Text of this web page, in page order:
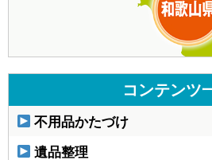
コンテンツ
不用品かたづけ
遺品整理